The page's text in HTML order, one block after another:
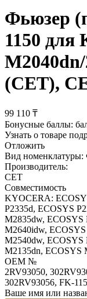
Фьюзер
1150 для
(CET),
99 110 ₸
Бонусные баллы:
Узнать о товаре
Отложить
Вид номенклатуры:
Производитель:
CET
Совместимость
KYOCERA:
P2335d, ECOSYS
M2835dw, ECOSYS
M2640idw,
M2540dw, ECOSYS
M2135dn, ECOSYS
OEM №
2RV93050,
302RV93056, FK-
Ваше имя или